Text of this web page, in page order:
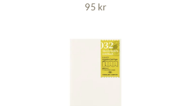
95 kr